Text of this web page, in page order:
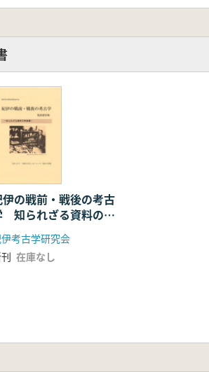
河内一浩 和歌山市所在の千石山3
の戦前・戦後の考古
知られざる資料の再
掘 発表要旨集
考古学研究会
在庫なし